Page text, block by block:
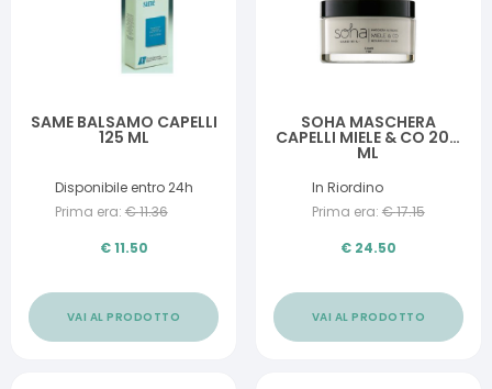
SAME BALSAMO CAPELLI
125 ML
Disponibile entro 24h
Prima era: €11.36
€11.50
VAI AL PRODOTTO
SOHA MASCHERA
CAPELLI MIELE & CO 200
ML
In Riordino
Prima era: €17.15
€ 24.50
VAI AL PRODOTTO